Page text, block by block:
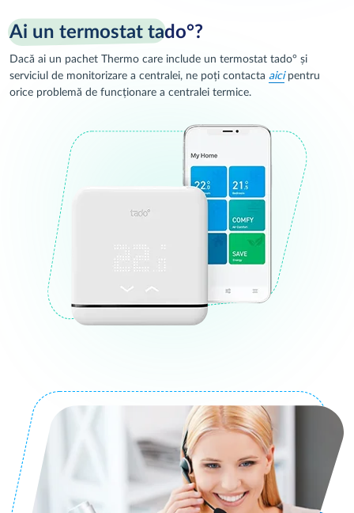
Ai un termostat tado°?
Dacă ai un pachet Thermo care include un termostat tado° și
serviciul de monitorizare a centralei, ne poți contacta aicipentru
orice problemă de funcționare a centralei termice.